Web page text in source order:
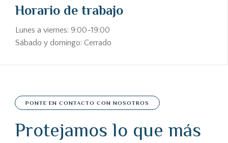
Horario de trabajo
Lunes a viernes: 9:00-19:00
Sábado y domingo: Cerrado
PONTE EN CONTACTO CON NOSOTROS
Protejamos lo que más